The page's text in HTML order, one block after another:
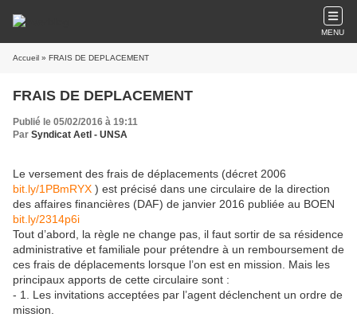
MENU
Accueil » FRAIS DE DEPLACEMENT
FRAIS DE DEPLACEMENT
Publié le 05/02/2016 à 19:11
Par Syndicat AetI - UNSA
Le versement des frais de déplacements (décret 2006
bit.ly/1PBmRYX ) est précisé dans une circulaire de la direction
des affaires financières (DAF) de janvier 2016 publiée au BOEN
bit.ly/2314p6i
Tout d’abord, la règle ne change pas, il faut sortir de sa résidence
administrative et familiale pour prétendre à un remboursement de
ces frais de déplacements lorsque l’on est en mission. Mais les
principaux apports de cette circulaire sont :
- 1. Les invitations acceptées par l’agent déclenchent un ordre de
mission.